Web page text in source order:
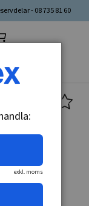
- 08 735 81 60
exkl. moms